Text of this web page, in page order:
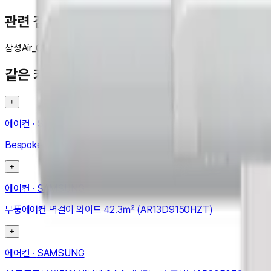
관련 검색
삼성Air_Conditioner
같은 카테고리 다른 기기
+
에어컨 · SAMSUNG
Bespoke 무풍에어컨 윈도우핏 19.2㎡ (매립형)
+
에어컨 · SAMSUNG
무풍에어컨 벽걸이 와이드 42.3㎡ (AR13D9150HZT)
+
에어컨 · SAMSUNG